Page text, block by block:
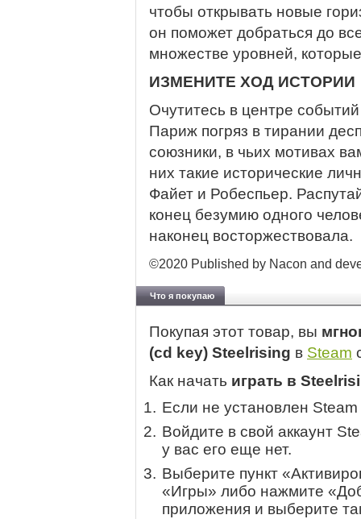
чтобы открывать новые
он поможет добраться до
множестве уровней,
ИЗМЕНИТЕ ХОД ИСТОРИИ
Очутитесь в центре
Париж погряз в тирании
союзники, в чьих мотивах
них такие исторические
Файет и Робеспьер.
конец безумию одного
наконец восторжествовала.
©2020 Published by Nacon and
Что я покупаю
Покупая этот товар, вы
(cd key) Steelrising в Steam
Как начать играть в
Если не установлен
Войдите в свой аккаунт
у вас его еще нет.
Выберите пункт
«Игры» либо нажмите
приложения и выберите